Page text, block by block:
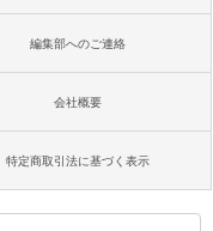
編集部へのご連絡
会社概要
特定商取引法に基づく表示